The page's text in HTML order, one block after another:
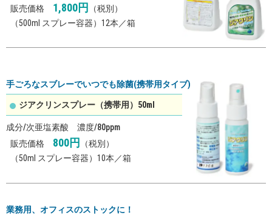
販売価格 1,800円 （税別）
（500ml スプレー容器）12本／箱
手ごろなスブレーでいつでも除菌(携帯用タイブ)
ジアクリンスプレー（携帯用）50ml
成分/次亜塩素酸 濃度/80ppm
販売価格 800円 （税別）
（50ml スプレー容器）10本／箱
業務用、オフィスのストックに！